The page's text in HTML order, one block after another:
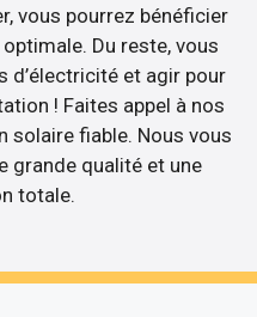
vous pourrez bénéficier
Du reste, vous
d’électricité et agir pour
! Faites appel à nos
solaire fiable. Nous vous
grande qualité et une
totale.